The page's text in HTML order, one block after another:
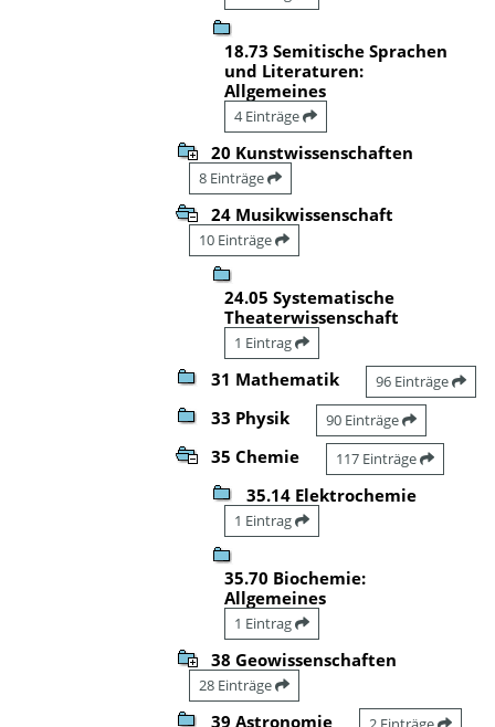
18.73 Semitische Sprachen
und Literaturen:
Allgemeines
4 Einträge
20 Kunstwissenschaften
8 Einträge
24 Musikwissenschaft
10 Einträge
24.05 Systematische
Theaterwissenschaft
1 Eintrag
31 Mathematik 96 Einträge
33 Physik 90 Einträge
35 Chemie 117 Einträge
35.14 Elektrochemie
1 Eintrag
35.70 Biochemie:
Allgemeines
1 Eintrag
38 Geowissenschaften
28 Einträge
39 Astronomie